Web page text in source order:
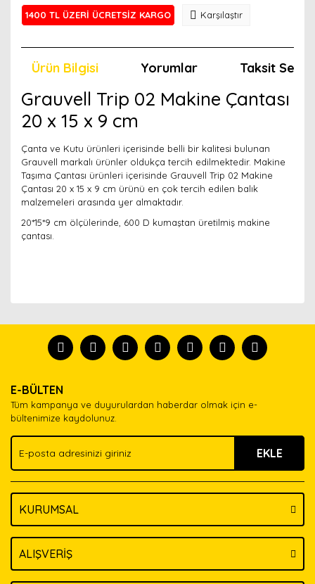
1400 TL ÜZERİ ÜCRETSİZ KARGO Karşılaştır
Ürün Bilgisi Yorumlar Taksit
Grauvell Trip 02 Makine Çantası
20 x 15 x 9 cm
Çanta ve Kutu ürünleri içerisinde belli bir kalitesi bulunan
Grauvell markalı ürünler oldukça tercih edilmektedir. Makine
Taşıma Çantası ürünleri içerisinde Grauvell Trip 02 Makine
Çantası 20 x 15 x 9 cm ürünü en çok tercih edilen balık
malzemeleri arasında yer almaktadır.
20*15*9 cm ölçülerinde, 600 D kumaştan üretilmiş makine
çantası.
tanısın.
formunu kullanarak tarafımıza iletebilirsiniz.
Görüş ve önerileriniz için teşekkür ederiz.
Ürün açıklamasında eksik bilgiler bulunuyor.
Ürün bilgilerinde hatalar bulunuyor.
Ürün fiyatı diğer sitelerden daha pahalı.
Bu ürüne benzer farklı alternatifler olmalı.
E-BÜLTEN
Tüm kampanya ve duyurulardan haberdar olmak için e-
bültenimize kaydolunuz.
EKLE
KURUMSAL
ALIŞVERİŞ